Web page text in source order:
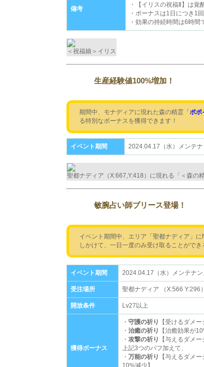
備考
・【イリスの祝福Ⅱ】は覚
・ボーナスは1日につき1
・効果の持続時間は6時間
＜祝福娘＞イリス
生産経験値100%増加！
期間中、モナディアに現れた森の精霊「 ポポ
る特別なボーナスを獲得できます！
イベント期間 2024.04.17（水）メンテナ
聖都ナディア（X:667,Y:418）に現れる「＜森の
敏腕占い師ブリース登場！
イベント期間中、エリア「聖都ナディア」
しかけて、一日一度のみ受け取ることができ
イベント期間 2024.04.17（水）メンテナン
受注場所 聖都ナディア （X:566 Y:296）
開放条件 Lv27以上
獲得ボーナス
・ 守護の祈り
【受けるダメ
・ 治癒の祈り
【治癒効果が
・ 攻撃の祈り
【与えるダメ
上記3つのバフ加えて、
・ 万能の祈り
【与えるダメ
10%減少】